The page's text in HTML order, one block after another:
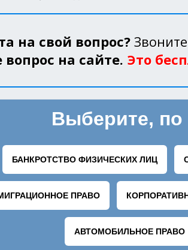
на свой вопрос?
на сайте. Это